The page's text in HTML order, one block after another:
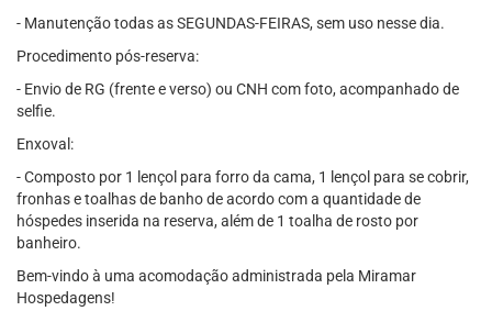
- Manutenção todas as SEGUNDAS-FEIRAS, sem uso nesse dia.
Procedimento pós-reserva:
- Envio de RG (frente e verso) ou CNH com foto, acompanhado de
selfie.
Enxoval:
- Composto por 1 lençol para forro da cama, 1 lençol para se cobrir,
fronhas e toalhas de banho de acordo com a quantidade de
hóspedes inserida na reserva, além de 1 toalha de rosto por
banheiro.
Bem-vindo à uma acomodação administrada pela Miramar
Hospedagens!